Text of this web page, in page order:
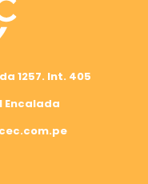
Int. 405